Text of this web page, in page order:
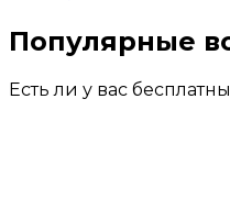
Популярные
Есть ли у вас